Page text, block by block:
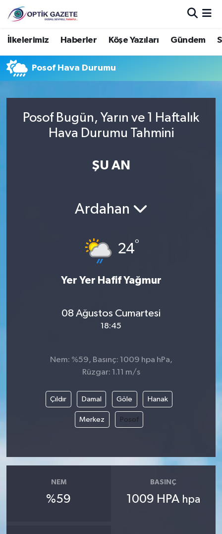
İlkelerimiz Haberler Köşe Yazıları Gündem
Posof Hava Durumu
Posof Bugün, Yarın ve 1 Haftalık
Hava Durumu Tahmini
ŞU AN
Ardahan
24°
Yer Yer Hafif Yağmur
08 Ağustos Cumartesi
18:45
Nem: %59, Basınç: 1009 hpa hPa,
Rüzgar: 1.11 m/s
Çıldır Damal Göle Hanak
Merkez Posof
NEM
%59
BASINÇ
1009 HPA hpa
Nöbetçi Eczaneler
Hava Durumu
Trafik Durumu
Süper Lig Puan Durumu ve Fikstür